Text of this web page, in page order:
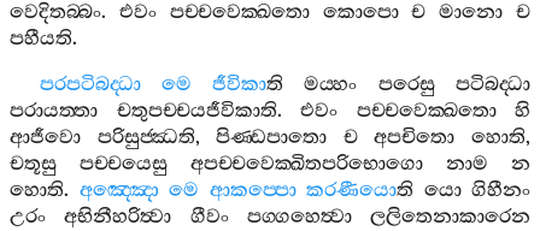
වෙදිතබ‍්බං. එවං පච‍්චවෙක‍්ඛතො කොපො ච මානො ච
පහීයති.
පරපටිබද‍්ධා
මෙ ජීවිකාති මය‍්හං පරෙසු
පටිබද‍්ධා
පරායත‍්තා
චතුපච‍්චයජීවිකාති. එවං පච‍්චවෙක‍්ඛතො
හි
ආජීවො
පරිසුජ‍්ඣති,පිණ‍්ඩපාතො ච අපචිතො හොති,
චතූසු
පච‍්චයෙසු අපච‍්චවෙක‍්ඛිතපරිභොගො නාම
න
හොති. අඤ‍්ඤො මෙ ආකප‍්පො කරණීයොති යො ගිහීනං
උරං
අභිනීහරිත්‍වා ගීවං පග‍්ගහෙත්‍වා
ලලිතෙනාකාරෙන